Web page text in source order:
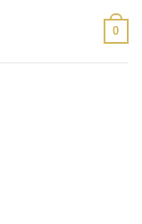
0